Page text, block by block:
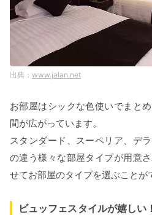
www.jalan.net
お部屋はシックな色使いでまと
間が広がっています。
スタンダード、スーペリア、デ
の違う様々な部屋タイプが用意
せてお部屋のタイプを選ぶこと
ビュッフェスタイルが嬉し